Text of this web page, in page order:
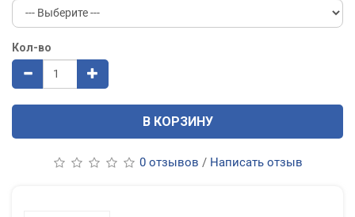
Кол-во
В КОРЗИНУ
0 отзывов / Написать отзыв